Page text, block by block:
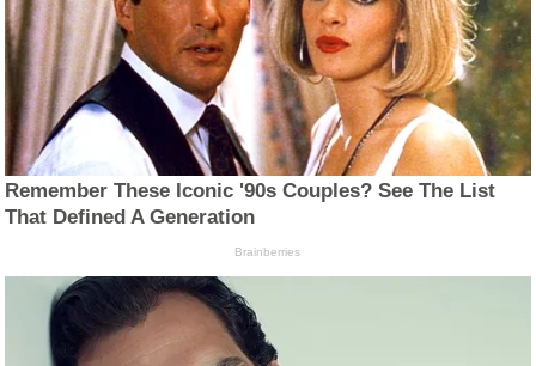
Remember These Iconic '90s Couples? See The List
That Defined A Generation
Brainberries